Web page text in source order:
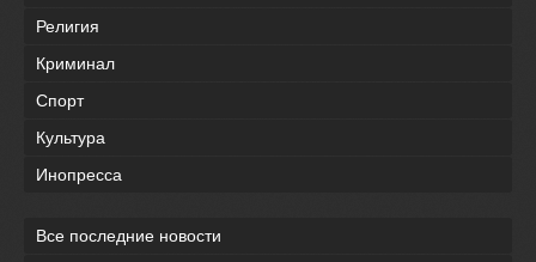
Религия
Криминал
Спорт
Культура
Инопресса
Все последние новости